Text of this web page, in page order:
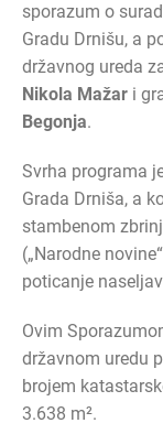
sporazum o
Gradu Drnišu, a
državnog ureda
Nikola Mažar i
Begonja.
Svrha programa
Grada Drniša, a
stambenom
(„Narodne
poticanje
Ovim
državnom uredu
brojem
3.638 m².